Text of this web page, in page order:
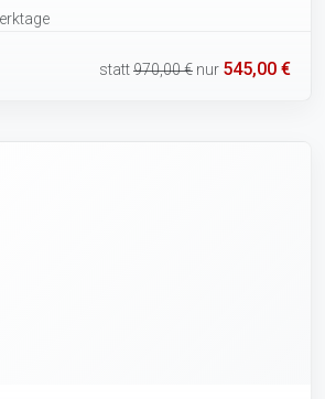
statt970,00 € nur 545,00 €